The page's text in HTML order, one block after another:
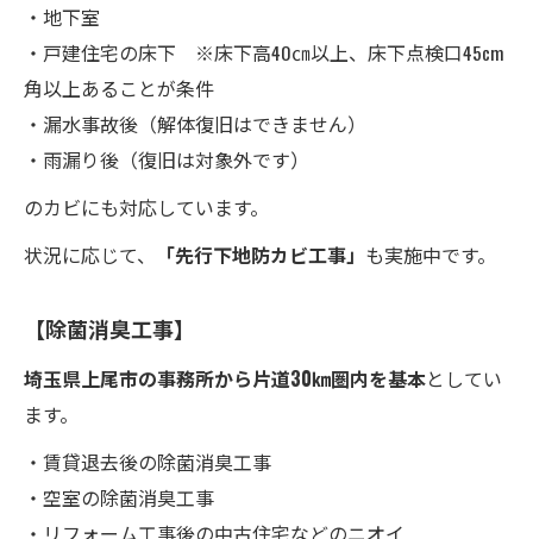
・地下室
・戸建住宅の床下 ※床下高40㎝以上、床下点検口45cm
角以上あることが条件
・漏水事故後（解体復旧はできません）
・雨漏り後（復旧は対象外です）
のカビにも対応しています。
状況に応じて、
「先行下地防カビ工事」 も実施中です。
【除菌消臭工事】
埼玉県上尾市の事務所から片道30㎞圏内を基本としてい
ます。
・賃貸退去後の除菌消臭工事
・空室の除菌消臭工事
・リフォーム工事後の中古住宅などのニオイ